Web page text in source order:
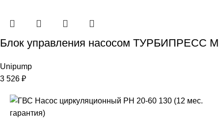
Блок управления насосом ТУРБИПРЕСС М
Unipump
3 526 ₽